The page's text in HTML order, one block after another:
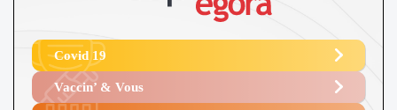
Covid 19
Vaccin’ & Vous